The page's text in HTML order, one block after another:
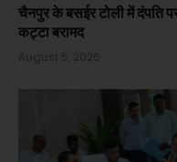
चैनपुर के बसईर टोली में दंपति
कट्टा बरामद
August 5, 2026